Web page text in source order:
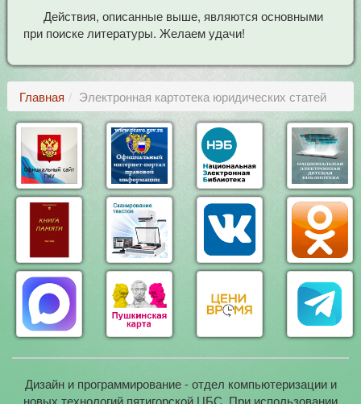
Действия, описанные выше, являются основными
при поиске литературы. Желаем удачи!
Главная Электронная картотека юридических статей
Дизайн и программирование - отдел компьютеризации и